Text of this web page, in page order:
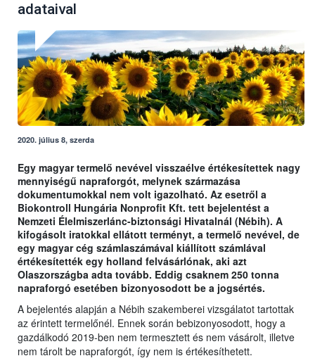
adataival
2020. július 8, szerda
Egy magyar termelő nevével visszaélve értékesítettek nagy
mennyiségű napraforgót, melynek származása
dokumentumokkal nem volt igazolható. Az esetről a
Biokontroll Hungária Nonprofit Kft. tett bejelentést a
Nemzeti Élelmiszerlánc-biztonsági Hivatalnál (Nébih). A
kifogásolt iratokkal ellátott terményt, a termelő nevével, de
egy magyar cég számlaszámával kiállított számlával
értékesítették egy holland felvásárlónak, aki azt
Olaszországba adta tovább. Eddig csaknem 250 tonna
napraforgó esetében bizonyosodott be a jogsértés.
A bejelentés alapján a Nébih szakemberei vizsgálatot tartottak
az érintett termelőnél. Ennek során bebizonyosodott, hogy a
gazdálkodó 2019-ben nem termesztett és nem vásárolt, illetve
nem tárolt be napraforgót, így nem is értékesíthetett.